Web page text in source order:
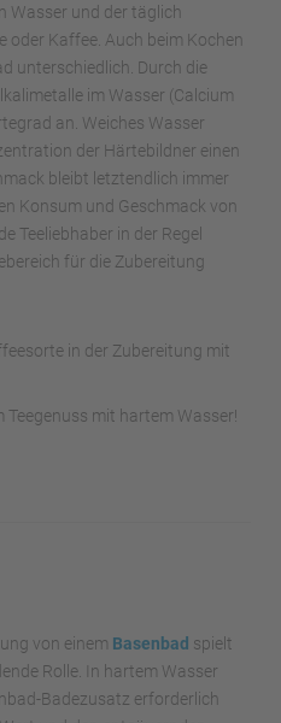
Wasser und der täglich
oder Kaffee. Auch beim Kochen
unterschiedlich. Durch die
im Wasser (Calcium
an. Weiches Wasser
der Härtebildner einen
bleibt letztendlich immer
Konsum und Geschmack von
Teeliebhaber in der Regel
für die Zubereitung
in der Zubereitung mit
mit hartem Wasser!
von einem Basenbad spielt
Rolle. In hartem Wasser
Badezusatz erforderlich